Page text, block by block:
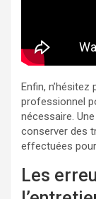
Enfin, n’hésitez
professionnel
nécessaire.
conserver des
effectuées
Les